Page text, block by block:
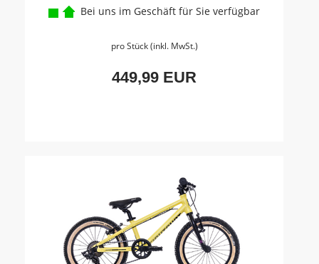
Bei uns im Geschäft für Sie verfügbar
pro Stück (inkl. MwSt.)
449,99 EUR